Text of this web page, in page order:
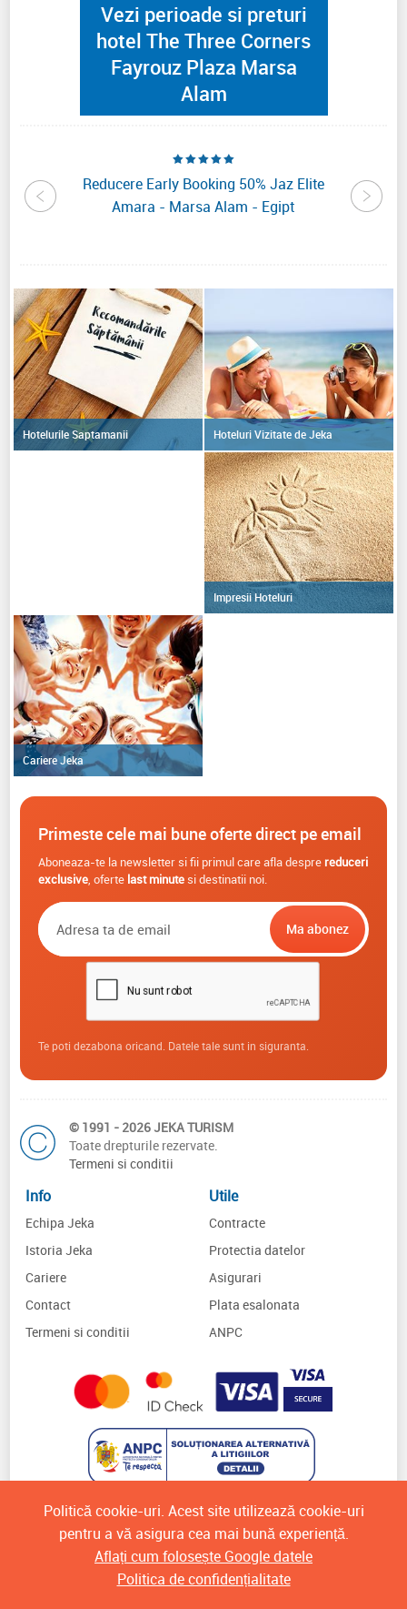
Politică cookie-uri. Acest site utilizează cookie-uri
pentru a vă asigura cea mai bună experiență.
Aflați cum folosește Google datele
Politica de confidențialitate
Vezi perioade si preturi
hotel The Three Corners
Fayrouz Plaza Marsa
Alam
-
Reducere Early Booking 50% Jaz Elite
Amara - Marsa Alam - Egipt
Hotelurile Saptamanii Hoteluri Vizitate de Jeka
Impresii Hoteluri
Cariere Jeka
Primeste cele mai bune oferte direct pe email
Aboneaza-te la newsletter si fii primul care afla despre reduceri
exclusive, oferte last minutesi destinatii noi.
Te poti dezabona oricand. Datele tale sunt in siguranta.
© 1991 - 2026 JEKA TURISM
Toate drepturile rezervate.
Termeni si conditii
Info
Echipa Jeka
Istoria Jeka
Cariere
Contact
Termeni si conditii
Utile
Contracte
Protectia datelor
Asigurari
Plata esalonata
ANPC